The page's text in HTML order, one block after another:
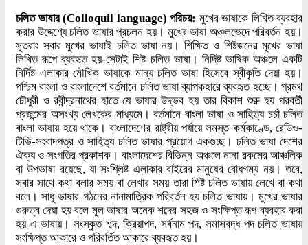
চলিত ভাষার (Colloquil language) পরিচয়: মুখের ভাষাকে লিখিত ব্যবহার
করার উদ্দেশ্যে চলিত ভাষার প্রচলন হয়। মুখের ভাষা অঞ্চলভেদে পরিবর্তন হয়।
সুতরাং সবার মুখের ভাষাই চলিত ভাষা নয়। শিক্ষিত ও শিষ্টজনের মুখের ভাষা
লিখিত রূপে ব্যবহৃত হয়-সেটাই শিষ্ট চলিত ভাষা। নিদিষ্ট ভাষিক অঞ্চলে একটি
নির্দিষ্ট এলাকার মৌখিক ভাষাকে মান্য চলিত ভাষা হিসেবে স্বীকৃতি দেয়া হয়।
পশ্চিম বাংলা ও বাংলাদেশে বর্তমানে চলিত ভাষা ব্যাপকহারে ব্যবহৃত হচ্ছে। প্রমথ
চৌধুরী ও রবীন্দ্রনাথের হাতে যে ভাষার উদ্ভব হয় তার বিকাশ শুরু হয় পরবর্তী
প্রজন্মের অসংখ্য লেখকের মাধ্যমে। বর্তমানে বাংলা ভাষা ও সাহিত্য চর্চা চলিত
বাংলা ভাষায় হয়ে থাকে। বাংলাদেশের রাষ্ট্রীয় পর্যায়ে সমস্ত কর্মকাণ্ডে, রেডিও-
টিভি-সংবাদপত্র ও সাহিত্য চলিত ভাষার প্রয়োগ একগুচ্ছ। চলিত ভাষা দেশের
ঐক্য ও সংগতির প্রকাশক। বাংলাদেশের বিভিন্ন অঞ্চলে নানা রকমের আঞ্চলিক
বা উপভাষা রয়েছে, যা সংশ্লিষ্ট এলাকার বাইরের মানুষের বোধগম্য নয়। তবে,
সবার সাথে কথা বলার সময় বা লেখার সময় তারা শিষ্ট চলিত ভাষায় লেখে বা কথা
বলে। সাধু ভাষার গঠনের নানামাত্রিক পরিবর্তন হয় চলিত ভাষায়। মুখের ভাষার
গুরুত্ব দেয়া হয় বলে মূল ভাষার অনেক শব্দের সহজ ও সংক্ষিপ্ত রূপ ব্যবহার করা
হয় এ ভাষায়। সংস্কৃত শব্দ, ক্রিয়াপদ, সর্বনাম পদ, সমাসবদ্ধ পদ চলিত ভাষায়
সংক্ষিপ্ত আকারে ও পরিবর্তিত আকারে ব্যবহৃত হয়।